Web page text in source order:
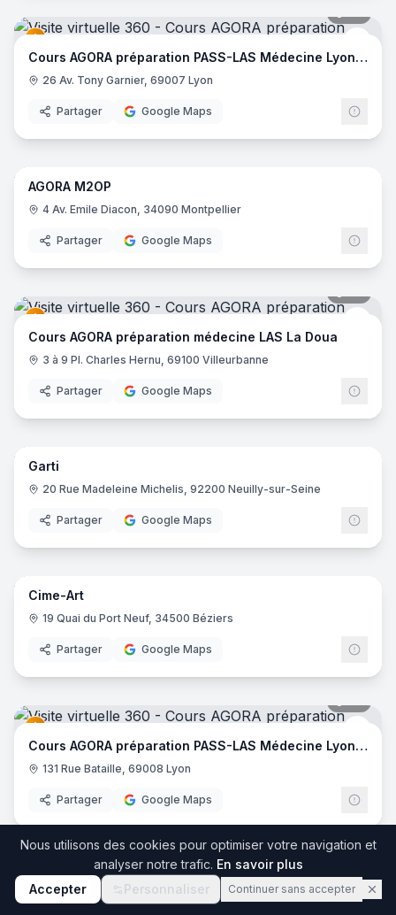
Cours AGORA préparation PASS-LAS Médecine Lyon SUD
26 Av. Tony Garnier, 69007 Lyon
Partager Google Maps
18
AGORA M2OP
4 Av. Emile Diacon, 34090 Montpellier
Partager Google Maps
Cours AGORA préparation médecine LAS La Doua
3 à 9 Pl. Charles Hernu, 69100 Villeurbanne
Partager Google Maps
16
Garti
20 Rue Madeleine Michelis, 92200 Neuilly-sur-Seine
Partager Google Maps
25
Cime-Art
19 Quai du Port Neuf, 34500 Béziers
Partager Google Maps
Cours AGORA préparation PASS-LAS Médecine Lyon EST
131 Rue Bataille, 69008 Lyon
Partager Google Maps
Agora - Paces
131 Rue Bataille, 69008 Lyon
Nous utilisons des cookies pour optimiser votre navigation et
analyser notre trafic. En savoir plus
Accepter
Personnaliser Continuer sans accepter